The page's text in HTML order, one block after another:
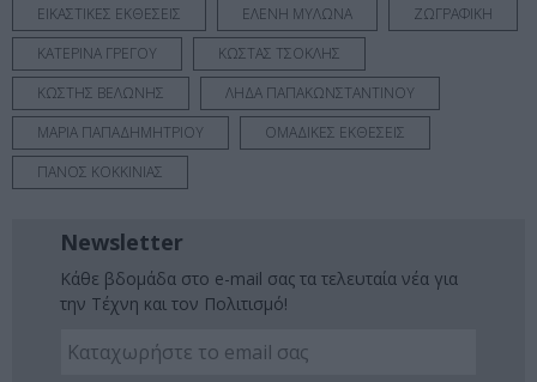
ΕΙΚΑΣΤΙΚΕΣ ΕΚΘΕΣΕΙΣ ΕΛΕΝΗ ΜΥΛΩΝΑ
ΖΩΓΡΑΦΙΚΗ
ΚΑΤΕΡΙΝΑ ΓΡΕΓΟΥ
ΚΩΣΤΑΣ ΤΣΟΚΛΗΣ
ΚΩΣΤΗΣ ΒΕΛΩΝΗΣ
ΛΗΔΑ ΠΑΠΑΚΩΝΣΤΑΝΤΙΝΟΥ
ΜΑΡΙΑ ΠΑΠΑΔΗΜΗΤΡΙΟΥ
ΟΜΑΔΙΚΕΣ ΕΚΘΕΣΕΙΣ
ΠΑΝΟΣ ΚΟΚΚΙΝΙΑΣ
Newsletter
Κάθε βδομάδα στο e-mail σας τα τελευταία νέα για
την Τέχνη και τον Πολιτισμό!